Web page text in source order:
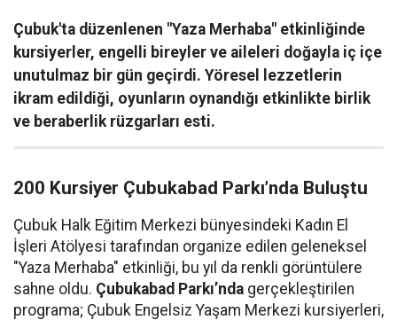
Çubuk'ta düzenlenen "Yaza Merhaba" etkinliğinde
kursiyerler, engelli bireyler ve aileleri doğayla iç içe
unutulmaz bir gün geçirdi. Yöresel lezzetlerin
ikram edildiği, oyunların oynandığı etkinlikte birlik
ve beraberlik rüzgarları esti.
200 Kursiyer Çubukabad Parkı’nda Buluştu
Çubuk Halk Eğitim Merkezi bünyesindeki Kadın El
İşleri Atölyesi tarafından organize edilen geleneksel
"Yaza Merhaba" etkinliği, bu yıl da renkli görüntülere
sahne oldu. Çubukabad Parkı’nda gerçekleştirilen
programa; Çubuk Engelsiz Yaşam Merkezi kursiyerleri,